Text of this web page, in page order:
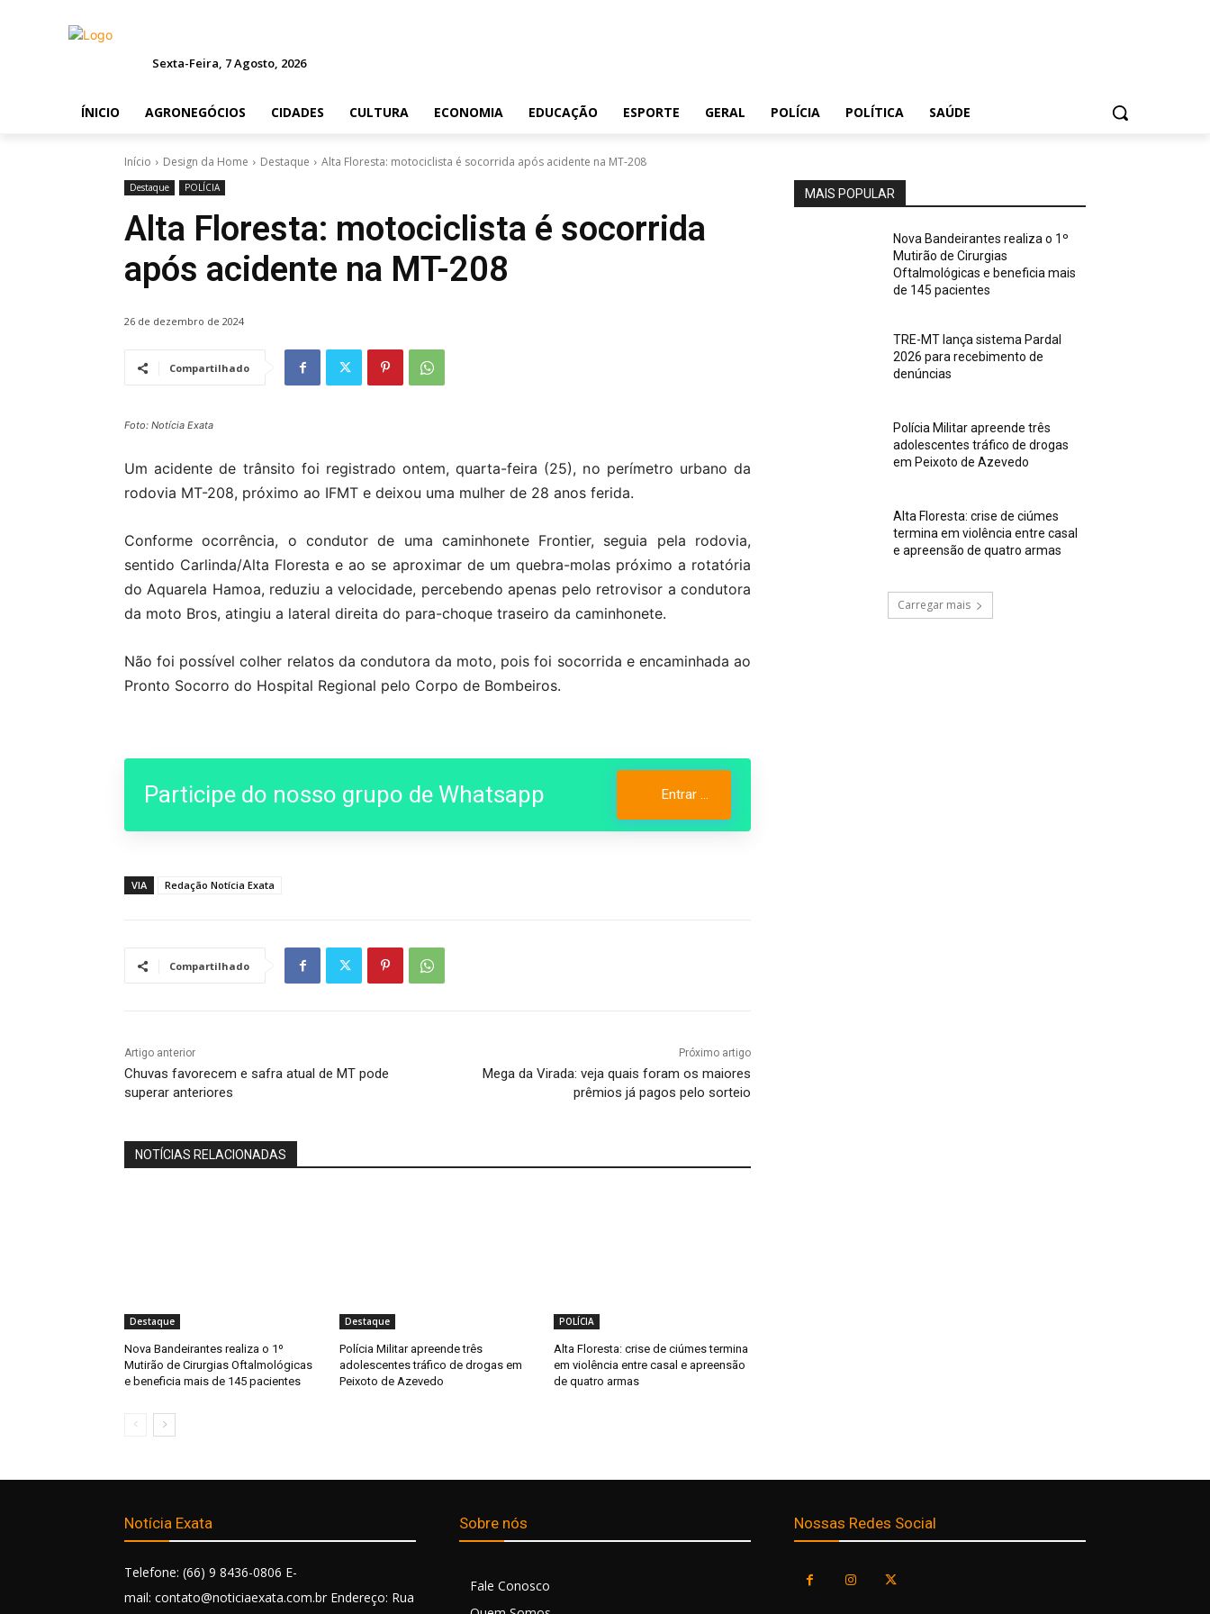
Sexta-Feira, 7 Agosto, 2026
ÍNICIO AGRONEGÓCIOS CIDADES CULTURA ECONOMIA EDUCAÇÃO ESPORTE GERAL POLÍCIA POLÍTICA SAÚDE
Início Design da Home Destaque Alta Floresta: motociclista é socorrida após acidente na MT-208
Destaque POLÍCIA
Alta Floresta: motociclista é socorrida
após acidente na MT-208
26 de dezembro de 2024
Compartilhado
Foto: Notícia Exata
Um acidente de trânsito foi registrado ontem, quarta-feira (25), no perímetro urbano da
rodovia MT-208, próximo ao IFMT e deixou uma mulher de 28 anos ferida.
Conforme ocorrência, o condutor de uma caminhonete Frontier, seguia pela rodovia,
sentido Carlinda/Alta Floresta e ao se aproximar de um quebra-molas próximo a rotatória
do Aquarela Hamoa, reduziu a velocidade, percebendo apenas pelo retrovisor a condutora
da moto Bros, atingiu a lateral direita do para-choque traseiro da caminhonete.
Não foi possível colher relatos da condutora da moto, pois foi socorrida e encaminhada ao
Pronto Socorro do Hospital Regional pelo Corpo de Bombeiros.
Participe do nosso grupo de Whatsapp Entrar no Grupo
VIA Redação Notícia Exata
Compartilhado
Artigo anterior
Chuvas favorecem e safra atual de MT pode
superar anteriores
Próximo artigo
Mega da Virada: veja quais foram os maiores
prêmios já pagos pelo sorteio
NOTÍCIAS RELACIONADAS
Destaque
Nova Bandeirantes realiza o 1º
Mutirão de Cirurgias Oftalmológicas
e beneficia mais de 145 pacientes
Destaque
Polícia Militar apreende três
adolescentes tráfico de drogas em
Peixoto de Azevedo
POLÍCIA
Alta Floresta: crise de ciúmes termina
em violência entre casal e apreensão
de quatro armas
MAIS POPULAR
Nova Bandeirantes realiza o 1º
Mutirão de Cirurgias
Oftalmológicas e beneficia mais
de 145 pacientes
TRE-MT lança sistema Pardal
2026 para recebimento de
denúncias
Polícia Militar apreende três
adolescentes tráfico de drogas
em Peixoto de Azevedo
Alta Floresta: crise de ciúmes
termina em violência entre casal
e apreensão de quatro armas
Carregar mais
Notícia Exata
Telefone: (66) 9 8436-0806 E-
mail: contato@noticiaexata.com.br Endereço: Rua
Sobre nós
Fale Conosco
Nossas Redes Social